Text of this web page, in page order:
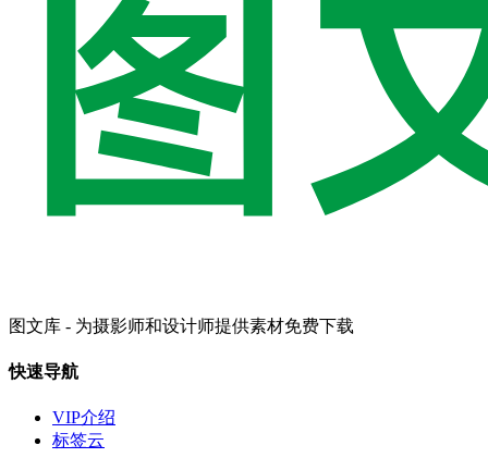
图文库 - 为摄影师和设计师提供素材免费下载
快速导航
VIP介绍
标签云